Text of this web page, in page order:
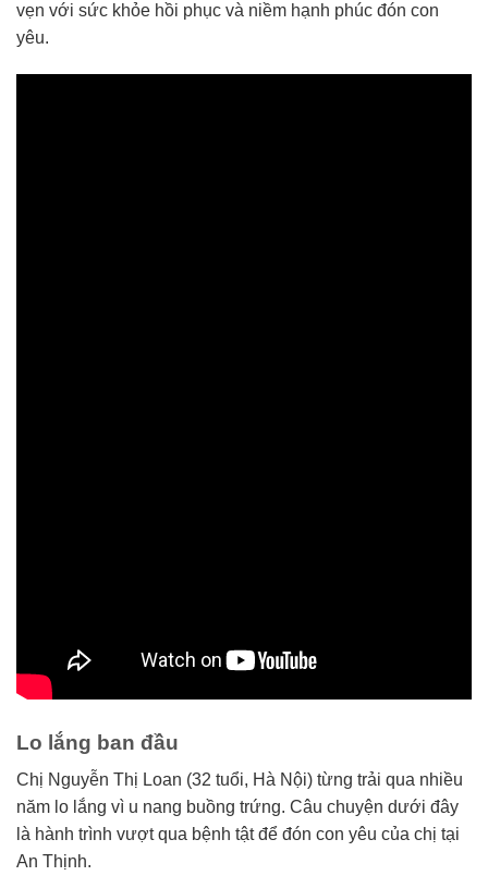
vẹn với sức khỏe hồi phục và niềm hạnh phúc đón con
yêu.
Lo lắng ban đầu
Chị Nguyễn Thị Loan (32 tuổi, Hà Nội) từng trải qua nhiều
năm lo lắng vì u nang buồng trứng. Câu chuyện dưới đây
là hành trình vượt qua bệnh tật để đón con yêu của chị tại
An Thịnh.